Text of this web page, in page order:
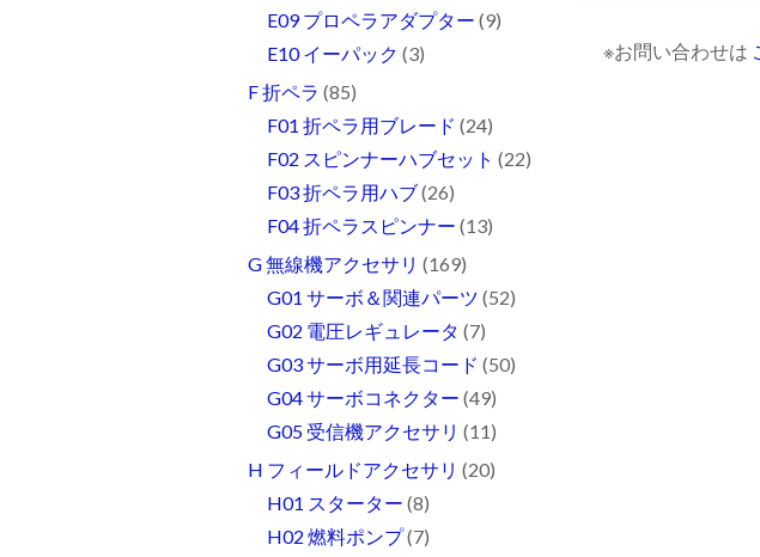
※お問い合わせは
E09 プロペラアダプター (9)
E10 イーパック (3)
F 折ペラ (85)
F01 折ペラ用ブレード (24)
F02 スピンナーハブセット (22)
F03 折ペラ用ハブ(26)
F04 折ペラスピンナー (13)
G 無線機アクセサリ (169)
G01 サーボ＆関連パーツ (52)
G02 電圧レギュレータ (7)
G03 サーボ用延長コード (50)
G04 サーボコネクター (49)
G05 受信機アクセサリ (11)
H フィールドアクセサリ (20)
H01 スターター (8)
H02 燃料ポンプ(7)